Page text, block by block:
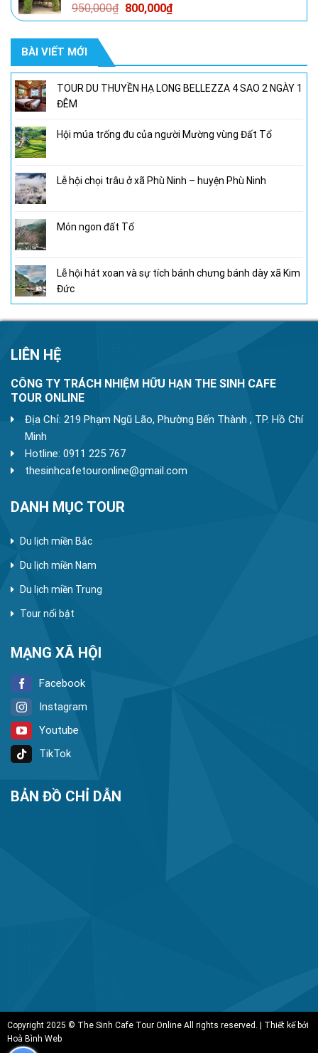
950,000₫ Giá
gốc
800,000₫Giá
hiện
800,000₫.
BÀI VIẾT MỚI
TOUR DU THUYỀN HẠ LONG BELLEZZA 4 SAO 2 NGÀY 1
ĐÊM
Hội múa trống đu của người Mường vùng Đất Tổ
Lễ hội chọi trâu ở xã Phù Ninh – huyện Phù Ninh
Món ngon đất Tổ
Lễ hội hát xoan và sự tích bánh chưng bánh dày xã Kim
Đức
LIÊN HỆ
CÔNG TY TRÁCH NHIỆM HỮU HẠN THE SINH CAFE
TOUR ONLINE
Địa Chỉ: 219 Phạm Ngũ Lão, Phường Bến Thành , TP. Hồ Chí
Minh
Hotline: 0911 225 767
thesinhcafetouronline@gmail.com
DANH MỤC TOUR
Du lịch miền Bắc
Du lịch miền Nam
Du lịch miền Trung
Tour nổi bật
MẠNG XÃ HỘI
Facebook
Instagram
Youtube
TikTok
BẢN ĐỒ CHỈ DẪN
Copyright 2025 © The Sinh Cafe Tour Online All rights reserved. | Thiết kế bởi
Hoà Bình Web